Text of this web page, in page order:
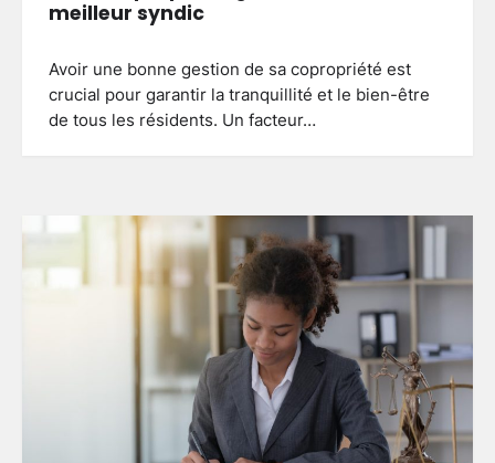
meilleur syndic
Avoir une bonne gestion de sa copropriété est
crucial pour garantir la tranquillité et le bien-être
de tous les résidents. Un facteur…